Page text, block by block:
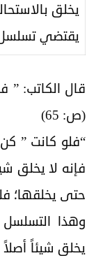
يخلق
يقتضي تسلسل
قال الكاتب: ”
(ص: 65)
“فلو كانت ”
فإنه لا يخلق
حتى يخلقها؛
وهذا التسلسل
يخلق شيئاً